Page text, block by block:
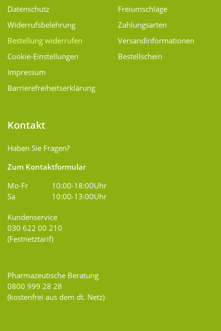
Datenschutz
Widerrufsbelehrung
Bestellung widerrufen
Cookie-Einstellungen
Impressum
Barrierefreiheitserklärung
Freiumschläge
Zahlungsarten
Versand­informationen
Bestellschein
Kontakt
Haben Sie Fragen?
Zum Kontaktformular
Mo-Fr
10:00-18:00Uhr
Sa
10:00-13:00Uhr
Kundenservice
030 622 00 210
(Festnetztarif)
Pharmazeutische Beratung
0800 999 28 28
(kostenfrei aus dem dt. Netz)